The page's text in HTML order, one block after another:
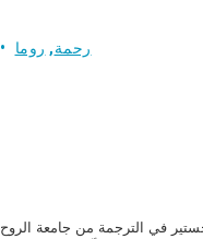
رحمة, روما
في الترجمة من جامعة الروح